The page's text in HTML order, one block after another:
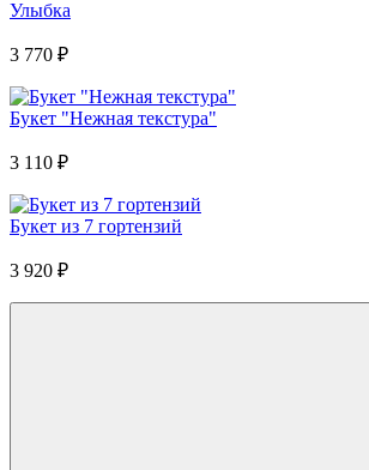
Улыбка
3 770 ₽
Букет "Нежная текстура"
3 110 ₽
Букет из 7 гортензий
3 920 ₽